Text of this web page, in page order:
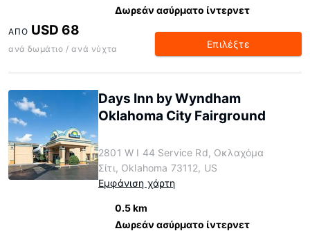
Δωρεάν ασύρματο ίντερνετ
ΑΠΌ USD 68
ανά δωμάτιο / ανά νύχτα Επιλέξτε
Days Inn by Wyndham
Oklahoma City Fairground
2801 W I 44 Service Rd, Οκλαχόμα
Σίτι, Oklahoma 73112, US
Εμφάνιση χάρτη
0.5 km
Δωρεάν ασύρματο ίντερνετ